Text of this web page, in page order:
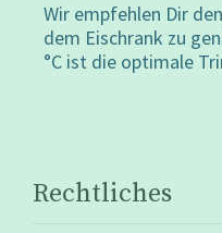
Wir empfehlen Dir
dem Eischrank zu
°C ist die optimale
Rechtliches